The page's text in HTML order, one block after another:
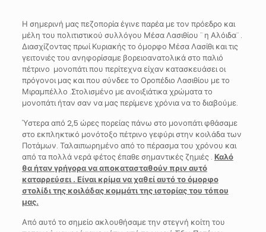
Η σημερινή μας πεζοπορία έγινε παρέα με τον πρόεδρο και
μέλη του πολιτιστικού συλλόγου Μέσα Λασιθίου ¨ η Αλόιδα¨ .
Διασχίζοντας πρωί Κυριακής το όμορφο Μέσα Λασίθι και τις
γειτονιές του ανηφορίσαμε βορειοανατολικά στο παλιό
πέτρινο μονοπάτι που περίτεχνα είχαν κατασκευάσει οι
πρόγονοι μας και που σύνδεε το Οροπέδιο Λασιθίου με το
Μιραμπέλλο .Στολισμένο με ανοιξιάτικα χρώματα το
μονοπάτι ήταν σαν να μας περίμενε χρόνια να το διαβούμε.
Ύστερα από 2,5 ώρες πορείας πάνω στο μονοπάτι φθάσαμε
στο εκπληκτικό μονότοξο πέτρινο γεφύρι στην κοιλάδα των
Ποτάμων. Ταλαιπωρημένο από το πέρασμα του χρόνου και
από τα πολλά νερά φέτος έπαθε σημαντικές ζημιές . Καλό
θα ήταν γρήγορα να αποκατασταθούν πριν αυτό
καταρρεύσει . Είναι κρίμα να χαθεί αυτό το όμορφο
στολίδι της κοιλάδας κομμάτι της ιστορίας του τόπου
μας.
Από αυτό το σημείο ακλουθήσαμε την στεγνή κοίτη του